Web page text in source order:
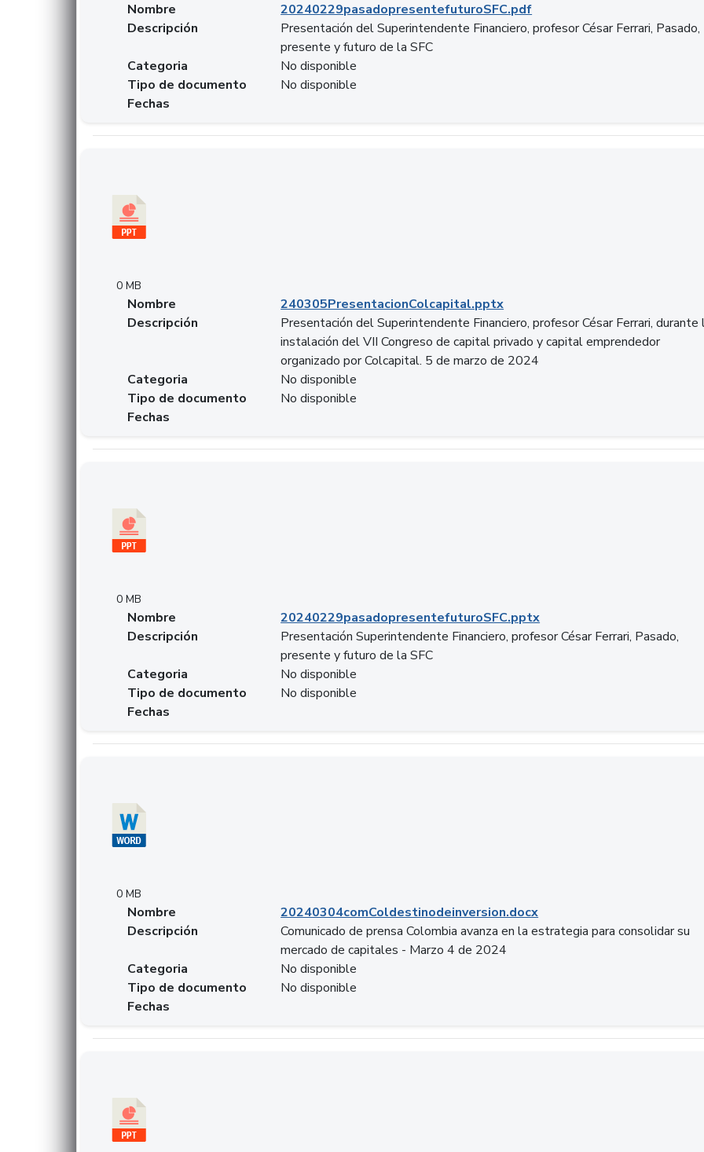
Nombre
20240229pasadopresentefuturoSFC.pdf
Descripción
Presentación del Superintendente Financiero, profesor César Ferrari, Pasado,
presente y futuro de la SFC
Categoria
No disponible
Tipo de documento
No disponible
Fechas
0 MB
Nombre
240305PresentacionColcapital.pptx
Descripción
Presentación del Superintendente Financiero, profesor César Ferrari, durante
instalación del VII Congreso de capital privado y capital emprendedor
organizado por Colcapital. 5 de marzo de 2024
Categoria
No disponible
Tipo de documento
No disponible
Fechas
0 MB
Nombre
20240229pasadopresentefuturoSFC.pptx
Descripción
Presentación Superintendente Financiero, profesor César Ferrari, Pasado,
presente y futuro de la SFC
Categoria
No disponible
Tipo de documento
No disponible
Fechas
0 MB
Nombre
20240304comColdestinodeinversion.docx
Descripción
Comunicado de prensa Colombia avanza en la estrategia para consolidar su
mercado de capitales - Marzo 4 de 2024
Categoria
No disponible
Tipo de documento
No disponible
Fechas